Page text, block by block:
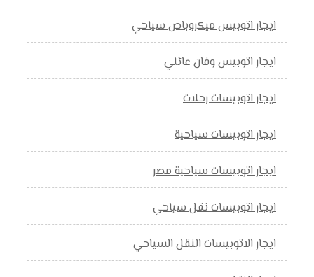
ايجار اتوبيس ميكروباص سياحي
ايجار اتوبيس وفان عائلي
ايجار اتوبيسات رحلات
ايجار اتوبيسات سياحية
ايجار اتوبيسات سياحية مصر
ايجار اتوبيسات نقل سياحي
ايجار الاتوبيسات النقل السياحي